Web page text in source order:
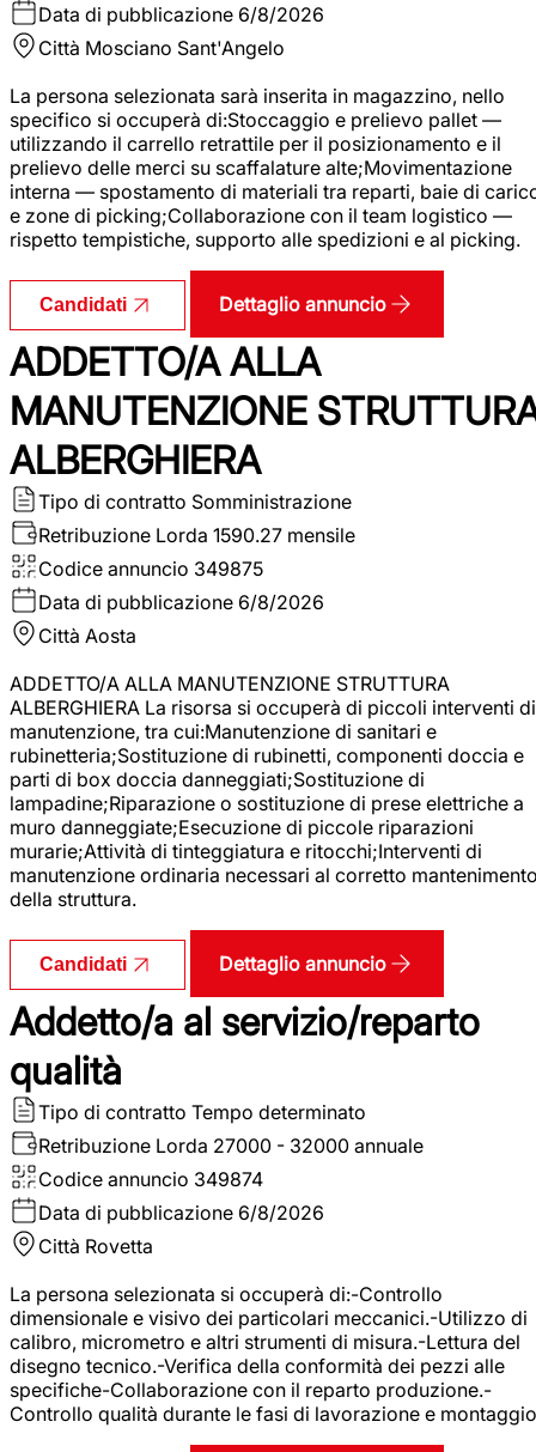
Data di pubblicazione 6/8/2026
Città Mosciano Sant'Angelo
La persona selezionata sarà inserita in magazzino, nello
specifico si occuperà di:Stoccaggio e prelievo pallet —
utilizzando il carrello retrattile per il posizionamento e il
prelievo delle merci su scaffalature alte;Movimentazione
interna — spostamento di materiali tra reparti, baie di
e zone di picking;Collaborazione con il team logistico —
rispetto tempistiche, supporto alle spedizioni e al picking.
Candidati Dettaglio annuncio
ADDETTO/A ALLA
MANUTENZIONE
ALBERGHIERA
Tipo di contratto Somministrazione
Retribuzione Lorda 1590.27 mensile
Codice annuncio 349875
Data di pubblicazione 6/8/2026
Città Aosta
ADDETTO/A ALLA MANUTENZIONE STRUTTURA
ALBERGHIERA La risorsa si occuperà di piccoli interventi di
manutenzione, tra cui:Manutenzione di sanitari e
rubinetteria;Sostituzione di rubinetti, componenti doccia e
parti di box doccia danneggiati;Sostituzione di
lampadine;Riparazione o sostituzione di prese elettriche a
muro danneggiate;Esecuzione di piccole riparazioni
murarie;Attività di tinteggiatura e ritocchi;Interventi di
manutenzione ordinaria necessari al corretto
della struttura.
Candidati Dettaglio annuncio
Addetto/a al servizio/reparto
qualità
Tipo di contratto Tempo determinato
Retribuzione Lorda 27000 - 32000 annuale
Codice annuncio 349874
Data di pubblicazione 6/8/2026
Città Rovetta
La persona selezionata si occuperà di:-Controllo
dimensionale e visivo dei particolari meccanici.-Utilizzo di
calibro, micrometro e altri strumenti di misura.-Lettura del
disegno tecnico.-Verifica della conformità dei pezzi alle
specifiche-Collaborazione con il reparto produzione.-
Controllo qualità durante le fasi di lavorazione e